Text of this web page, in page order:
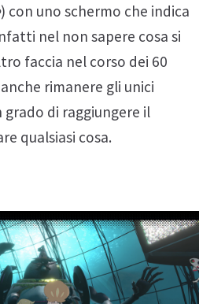
) con uno schermo che indica
nel non sapere cosa si
faccia nel corso dei 60
rimanere gli unici
di raggiungere il
qualsiasi cosa.